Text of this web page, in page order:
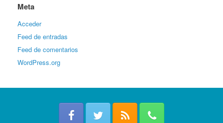
Meta
Acceder
Feed de entradas
Feed de comentarios
WordPress.org